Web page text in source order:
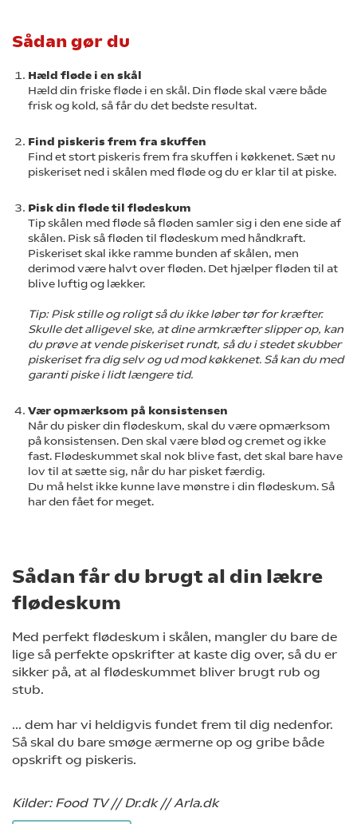
Sådan gør du
Hæld fløde i en skål
Hæld din friske fløde i en skål. Din fløde skal være både
frisk og kold, så får du det bedste resultat.
Find piskeris frem fra skuffen
Find et stort piskeris frem fra skuffen i køkkenet. Sæt nu
piskeriset ned i skålen med fløde og du er klar til at piske.
Pisk din fløde til flødeskum
Tip skålen med fløde så fløden samler sig i den ene side af
skålen. Pisk så fløden til flødeskum med håndkraft.
Piskeriset skal ikke ramme bunden af skålen, men
derimod være halvt over fløden. Det hjælper fløden til at
blive luftig og lækker.
Tip: Pisk stille og roligt så du ikke løber tør for kræfter.
Skulle det alligevel ske, at dine armkræfter slipper op, kan
du prøve at vende piskeriset rundt, så du i stedet skubber
piskeriset fra dig selv og ud mod køkkenet. Så kan du med
garanti piske i lidt længere tid.
Vær opmærksom på konsistensen
Når du pisker din flødeskum, skal du være opmærksom
på konsistensen. Den skal være blød og cremet og ikke
fast. Flødeskummet skal nok blive fast, det skal bare have
lov til at sætte sig, når du har pisket færdig.
Du må helst ikke kunne lave mønstre i din flødeskum. Så
har den fået for meget.
Sådan får du brugt al din lækre
flødeskum
Med perfekt flødeskum i skålen, mangler du bare de
lige så perfekte opskrifter at kaste dig over, så du er
sikker på, at al flødeskummet bliver brugt rub og
stub.
... dem har vi heldigvis fundet frem til dig nedenfor.
Så skal du bare smøge ærmerne op og gribe både
opskrift og piskeris.
Kilder: Food TV // Dr.dk // Arla.dk